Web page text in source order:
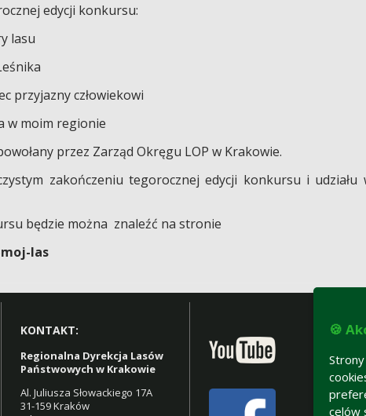
edycji konkursu:
lasu
przyjazny człowiekowi
w moim regionie
przez Zarząd Okręgu LOP w Krakowie.
zakończeniu tegorocznej edycji konkursu i udziału
będzie można znaleźć na stronie
las
KONTAKT:
Regionalna Dyrekcja Lasów
Państwowych w Krakowie
Al. Juliusza Słowackiego 17A
31-159 Kraków
🍪
celów